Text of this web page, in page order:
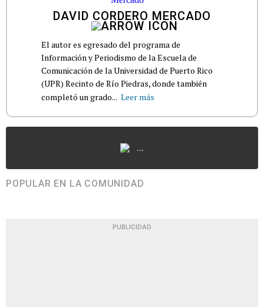
DAVID CORDERO MERCADO
El autor es egresado del programa de
Información y Periodismo de la Escuela de
Comunicación de la Universidad de Puerto Rico
(UPR) Recinto de Río Piedras, donde también
completó un grado... Leer más
...
POPULAR EN LA COMUNIDAD
PUBLICIDAD